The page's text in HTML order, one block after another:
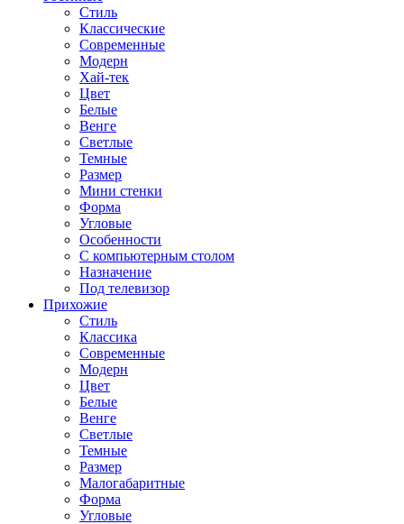
Стиль
Классические
Современные
Модерн
Хай-тек
Цвет
Белые
Венге
Светлые
Темные
Размер
Мини стенки
Форма
Угловые
Особенности
С компьютерным столом
Назначение
Под телевизор
Прихожие
Стиль
Классика
Современные
Модерн
Цвет
Белые
Венге
Светлые
Темные
Размер
Малогабаритные
Форма
Угловые